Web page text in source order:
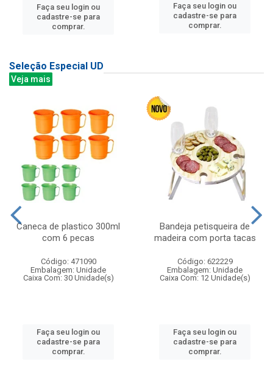
Faça seu login ou
cadastre-se para
comprar.
Faça seu login ou
cadastre-se para
comprar.
Seleção Especial UD
Veja mais
Caneca de plastico 300ml
com 6 pecas
Código: 471090
Embalagem: Unidade
Caixa Com: 30 Unidade(s)
Faça seu login ou
cadastre-se para
comprar.
Bandeja petisqueira de
madeira com porta tacas
Código: 622229
Embalagem: Unidade
Caixa Com: 12 Unidade(s)
Faça seu login ou
cadastre-se para
comprar.